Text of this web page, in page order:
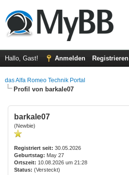
Hallo, Gast! Anmelden Registrieren
das Alfa Romeo Technik Portal
Profil von barkale07
barkale07
(Newbie)
Registriert seit: 30.05.2026
Geburtstag: May 27
Ortszeit: 10.08.2026 um 21:28
Status: (Versteckt)